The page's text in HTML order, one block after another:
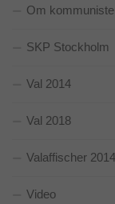
Om
SKP Stockholm
Val 2014
Val 2018
Valaffischer 2014
Video